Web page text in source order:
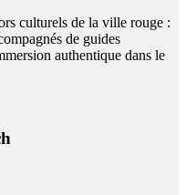
culturels de la ville rouge :
de guides
authentique dans le